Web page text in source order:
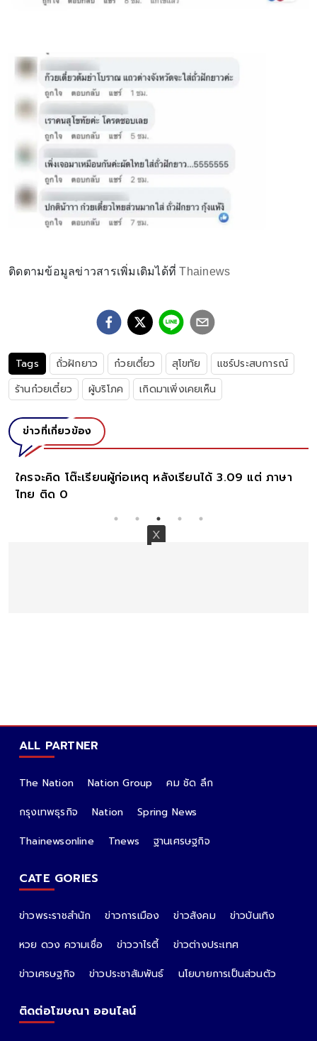
ติดตามข้อมูลข่าวสารเพิ่มเติมได้ที่Thainews
Tags ถั่วฝักยาว ก๋วยเตี๋ยว สุโขทัย
แชร์ประสบการณ์
ร้านก๋วยเตี๋ยว
ผู้บริโภค เกิดมาเพิ่งเคยเห็น
ข่าวที่เกี่ยวข้อง
ใครจะคิด โต๊ะเรียนผู้ก่อเหตุ หลังเรียนได้ 3.09 แต่ ภาษา
ไทย ติด 0
ALL PARTNER
The Nation Nation Group
คม ชัด ลึก
กรุงเทพธุรกิจ
Nation
Spring News
Thainewsonline
Tnews ฐานเศรษฐกิจ
CATE GORIES
ข่าวพระราชสำนัก ข่าวการเมือง ข่าวสังคม
ข่าวบันเทิง
หวย ดวง ความเชื่อ
ข่าววาไรตี้
ข่าวต่างประเทศ
ข่าวเศรษฐกิจ
ข่าวประชาสัมพันธ์ นโยบายการเป็นส่วนตัว
ติดต่อโฆษณา ออนไลน์